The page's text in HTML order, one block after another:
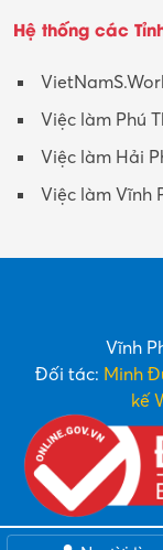
Hệ thống các
Việc làm Phú
Việc làm Hải
Việc làm Vĩnh
Vĩnh
Đối tác: Minh
kế